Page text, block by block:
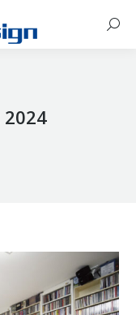
2024